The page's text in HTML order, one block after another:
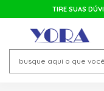
TIRE SUAS